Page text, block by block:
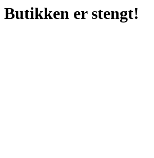
Butikken er stengt!